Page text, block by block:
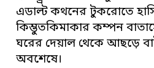
এডাল্ট কথনের টুকরোতে
কিম্ভুতকিমাকার কম্পন
ঘরের দেয়াল থেকে আছড়ে
অবশেষে।